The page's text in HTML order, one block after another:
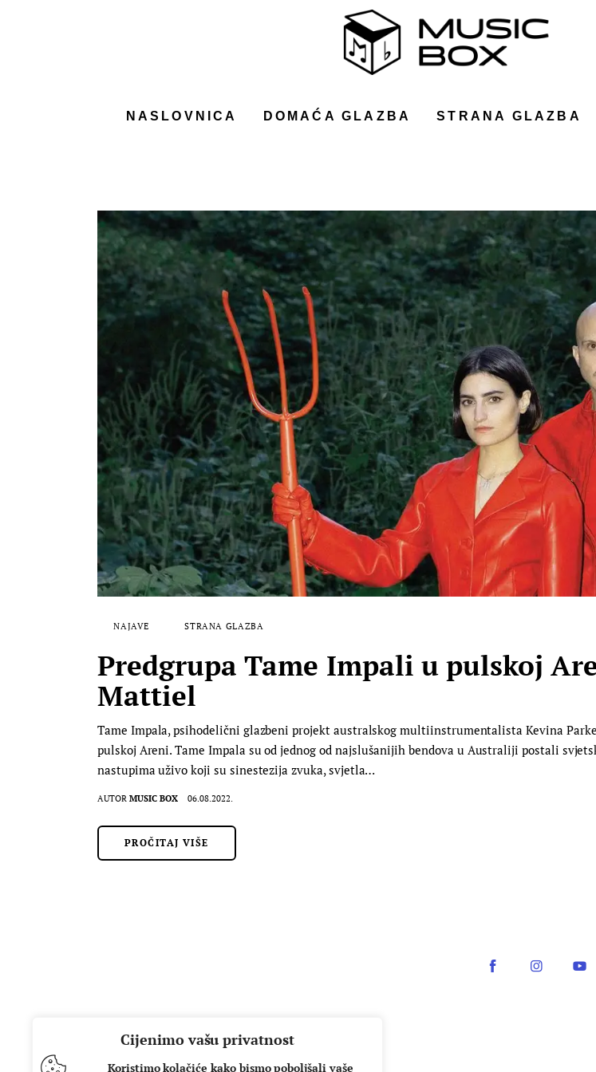
Cijenimo vašu privatnost
Koristimo kolačiće kako bismo poboljšali vaše
NASLOVNICA DOMAĆA GLAZBA STRANA GLAZBA
NAJAVE STRANA GLAZBA
Predgrupa Tame Impali u pulskoj
Mattiel
Tame Impala, psihodelični glazbeni projekt australskog multiinstrumentalista Kevina
pulskoj Areni. Tame Impala su od jednog od najslušanijih bendova u Australiji postali
nastupima uživo koji su sinestezija zvuka, svjetla…
AUTOR MUSIC BOX 06.08.2022.
PROČITAJ VIŠE